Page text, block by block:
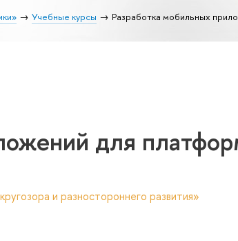
Учебные курсы Разработка мобильных
для
и разностороннего развития»